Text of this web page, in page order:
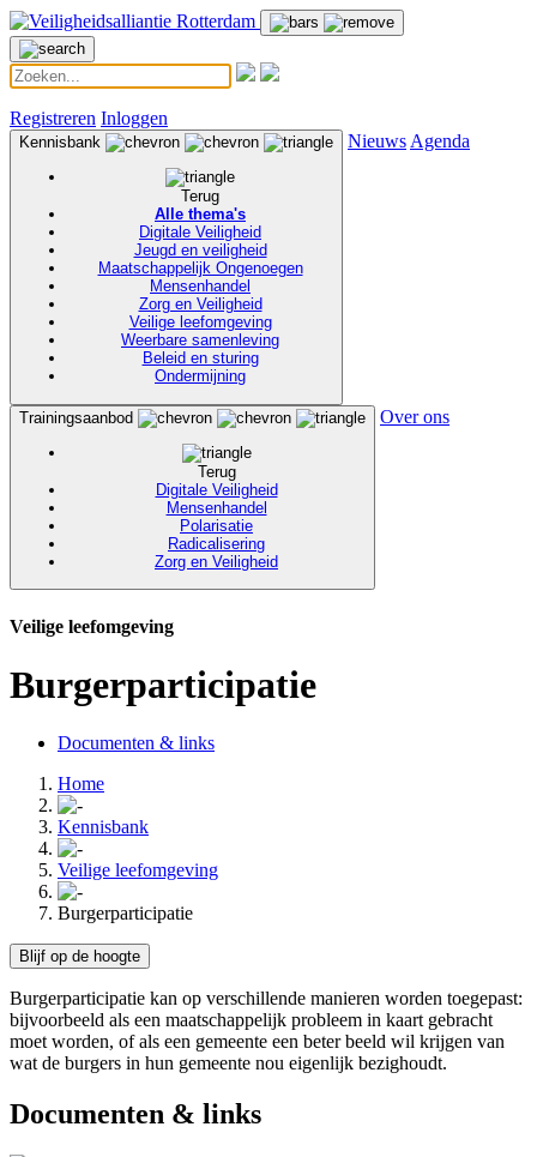
Registreren Inloggen
Kennisbank
Terug
Alle thema's
Digitale Veiligheid
Jeugd en veiligheid
Maatschappelijk Ongenoegen
Mensenhandel
Zorg en Veiligheid
Veilige leefomgeving
Weerbare samenleving
Beleid en sturing
Ondermijning
Nieuws Agenda
Trainingsaanbod
Terug
Digitale Veiligheid
Mensenhandel
Polarisatie
Radicalisering
Zorg en Veiligheid
Over ons
Veilige leefomgeving
Burgerparticipatie
Documenten & links
Home
Kennisbank
Veilige leefomgeving
Burgerparticipatie
Blijf op de hoogte
Burgerparticipatie kan op verschillende manieren worden toegepast:
bijvoorbeeld als een maatschappelijk probleem in kaart gebracht
moet worden, of als een gemeente een beter beeld wil krijgen van
wat de burgers in hun gemeente nou eigenlijk bezighoudt.
Documenten & links